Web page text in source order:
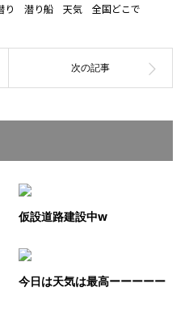
潜り船 天気 全国どこで
仮設道路建設中w
今日は天気は最高ーーーーー